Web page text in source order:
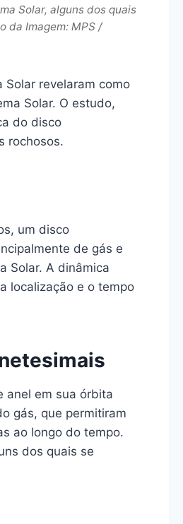
Solar, alguns dos quais
da Imagem: MPS /
Solar revelaram como
Solar. O estudo,
do disco
rochosos.
um disco
de gás e
Solar. A dinâmica
localização e o tempo
anel em sua órbita
gás, que permitiram
ao longo do tempo.
dos quais se